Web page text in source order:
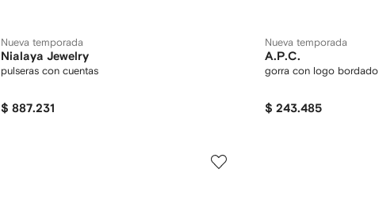
Nueva temporada
Nialaya Jewelry
pulseras con cuentas
$ 887.231
Nueva temporada
A.P.C.
gorra con logo bordado
$ 243.485